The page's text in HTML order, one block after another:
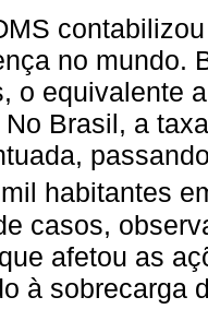
no mundo.
o equivalente
Brasil, a
habitantes
casos,
afetou as
à sobrecarga